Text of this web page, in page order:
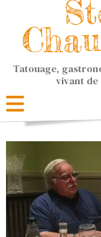
Tatouage,
vivant de